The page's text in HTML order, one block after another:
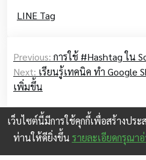
LINE Tag
navigation
Previous: การใช้ #Hashtag ใน
Next: เรียนรู้เทคนิค ทำ Google
เพิ่มขึ้น
เว็บไซต์นี้มีการใช้คุกกี้เพื่อสร้างปร
ท่านให้ดียิ่งขึ้น รายละเอียดกรุณา